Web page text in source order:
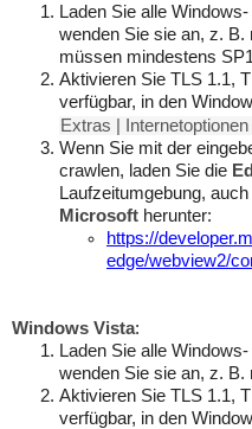
Laden Sie alle
wenden Sie sie an, z. B.
müssen mindestens
Aktivieren Sie TLS 1.1,
verfügbar, in den
Extras |
Wenn Sie mit der
crawlen, laden Sie die
Laufzeitumgebung,
Microsoft herunter:
https://
edge/webview2/
Windows Vista:
Laden Sie alle
wenden Sie sie an, z. B.
Aktivieren Sie TLS 1.1,
verfügbar, in den